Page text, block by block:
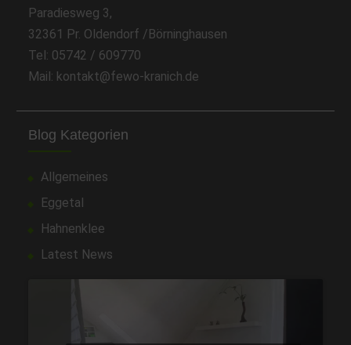
Paradiesweg 3,
32361 Pr. Oldendorf /Börninghausen
Tel: 05742 / 609770
Mail: kontakt@fewo-kranich.de
Blog Kategorien
Allgemeines
Eggetal
Hahnenklee
Latest News